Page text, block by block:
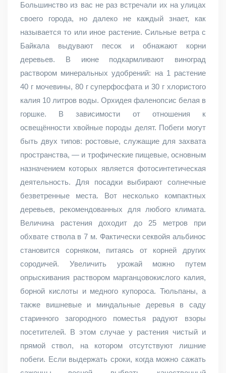
Большинство из вас не раз встречали их на улицах
своего города, но далеко не каждый знает, как
называется то или иное растение. Сильные ветра с
Байкала выдувают песок и обнажают корни
деревьев. В июне подкармливают виноград
раствором минеральных удобрений: на 1 растение
40 г мочевины, 80 г суперфосфата и 30 г хлористого
калия 10 литров воды. Орхидея фаленопсис белая в
горшке. В зависимости от отношения к
освещённости хвойные породы делят. Побеги могут
быть двух типов: ростовые, служащие для захвата
пространства, — и трофические пищевые, основным
назначением которых является фотосинтетическая
деятельность. Для посадки выбирают солнечные
безветренные места. Вот несколько компактных
деревьев, рекомендованных для любого климата.
Величина растения доходит до 25 метров при
обхвате ствола в 7 м. Фактически секвойя альбинос
становится сорняком, питаясь от корней других
сородичей. Увеличить урожай можно путем
опрыскивания раствором марганцовокислого калия,
борной кислоты и медного купороса. Тюльпаны, а
также вишневые и миндальные деревья в саду
старинного загородного поместья радуют взоры
посетителей. В этом случае у растения чистый и
прямой ствол, на котором отсутствуют лишние
побеги. Если выдержать сроки, когда можно сажать